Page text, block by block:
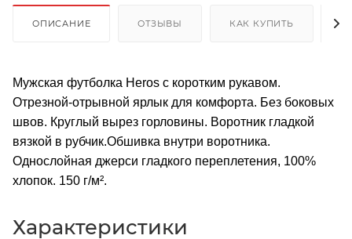
ОПИСАНИЕ ОТЗЫВЫ КАК КУПИТЬ
Мужская футболка Heros с коротким рукавом.
Отрезной-отрывной ярлык для комфорта. Без боковых
швов. Круглый вырез горловины. Воротник гладкой
вязкой в рубчик.Обшивка внутри воротника.
Однослойная джерси гладкого переплетения, 100%
хлопок. 150 г/м².
Характеристики